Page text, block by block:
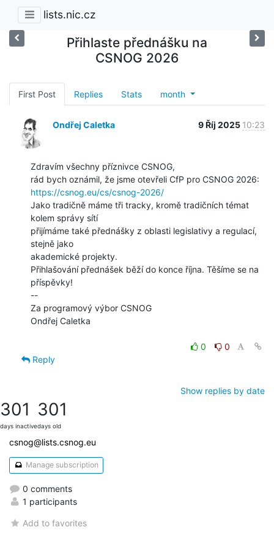
lists.nic.cz
Přihlaste přednášku na
CSNOG 2026
First Post Replies Stats month
Ondřej Caletka 9 Říj 2025 10:23
Zdravím všechny příznivce CSNOG,
https://csnog.eu/cs/csnog-2026/
Jako tradičně máme tři tracky, kromě tradičních témat
kolem správy sítí
přijímáme také přednášky z oblasti legislativy a regulací,
stejně jako
akademické projekty.
Přihlašování přednášek běží do konce října. Těšíme se na
příspěvky!
--
Za programový výbor CSNOG
Ondřej Caletka
0
0
Reply
Show replies by date
301
days inactive
301
days old
csnog@lists.csnog.eu
Manage subscription
0 comments
1 participants
Add to favorites